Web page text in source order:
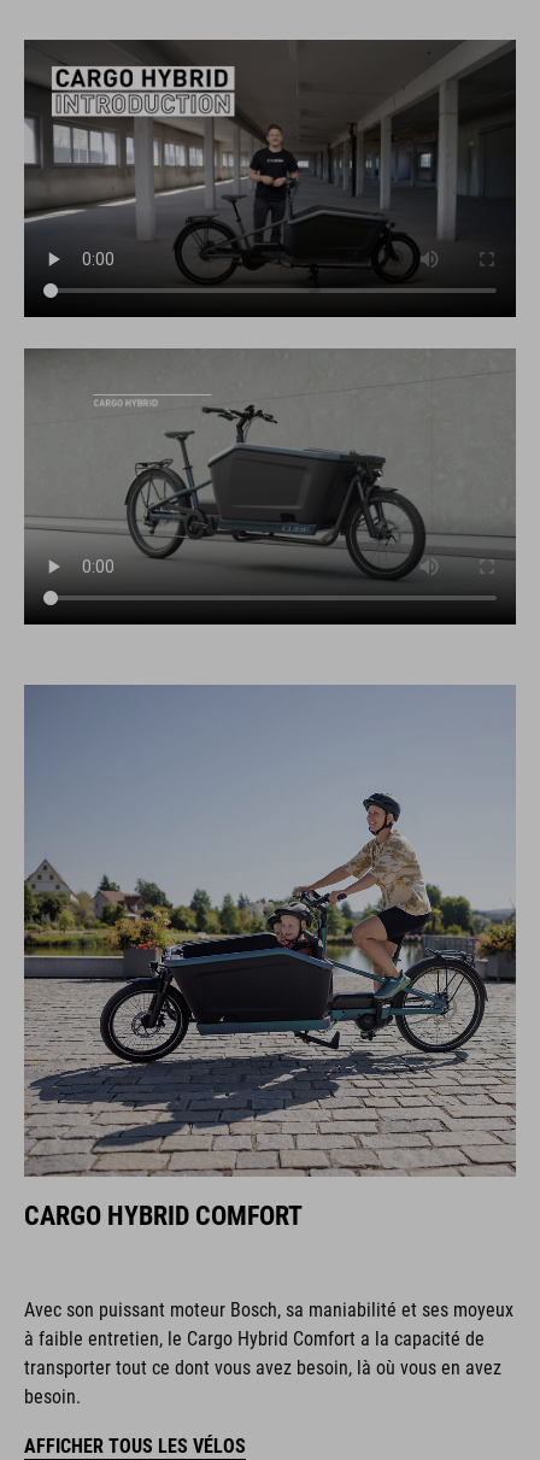
CARGO HYBRID COMFORT
Avec son puissant moteur Bosch, sa maniabilité et ses moyeux
à faible entretien, le Cargo Hybrid Comfort a la capacité de
transporter tout ce dont vous avez besoin, là où vous en avez
besoin.
AFFICHER TOUS LES VÉLOS